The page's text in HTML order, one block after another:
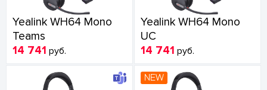
Yealink WH64 Mono
Teams
14 741 руб.
Yealink WH64 Mono
UC
14 741 руб.
NEW